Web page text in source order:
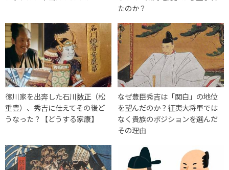
たのか？
徳川家を出奔した石川数正（松
重豊）、秀吉に仕えてその後ど
うなった？【どうする家康】
なぜ豊臣秀吉は「関白」の地位
を望んだのか？征夷大将軍では
なく貴族のポジションを選んだ
その理由